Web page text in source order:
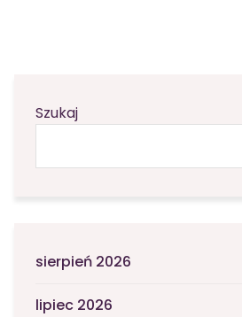
Szukaj
sierpień 2026
lipiec 2026